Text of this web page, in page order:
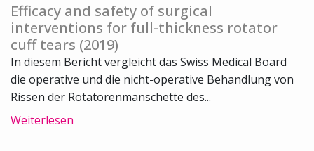
Efficacy and safety of surgical
interventions for full-thickness rotator
cuff tears (2019)
In diesem Bericht vergleicht das Swiss Medical Board
die operative und die nicht-operative Behandlung von
Rissen der Rotatorenmanschette des...
Weiterlesen